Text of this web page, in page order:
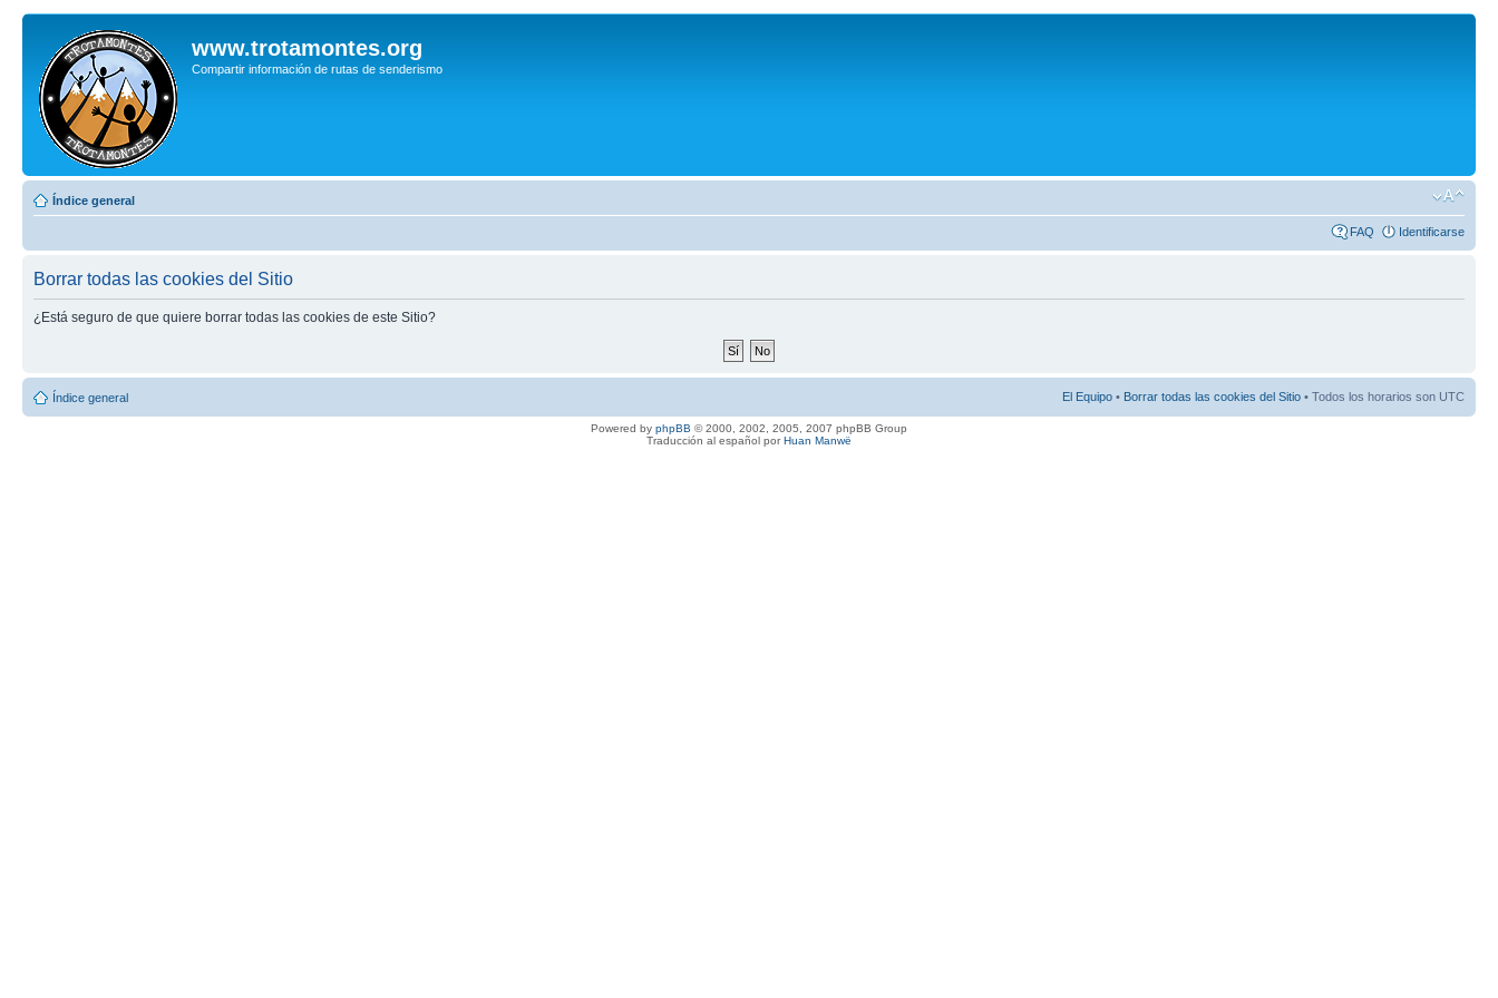
www.trotamontes.org
Compartir información de rutas de senderismo
Índice general
FAQ Identificarse
Borrar todas las cookies del Sitio
¿Está seguro de que quiere borrar todas las cookies de este Sitio?
Índice general El Equipo • Borrar todas las cookies del Sitio • Todos los horarios son UTC
Powered by phpBB © 2000, 2002, 2005, 2007 phpBB Group
Traducción al español porHuan Manwë